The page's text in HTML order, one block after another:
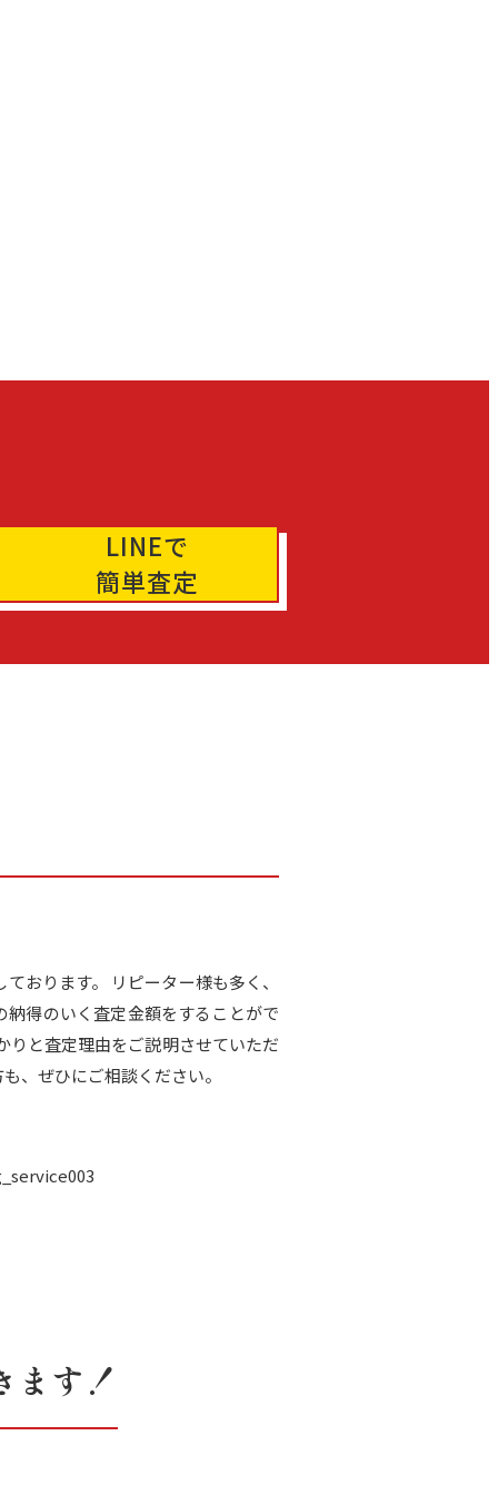
LINEで
簡単査定
おります。 リピーター様も多く、
得のいく査定金額をすることがで
りと査定理由をご説明させていただ
、ぜひにご相談ください。
ます！